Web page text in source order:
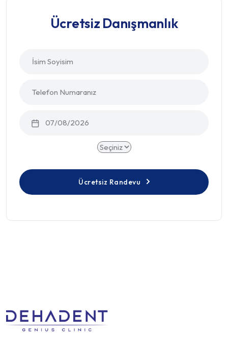
Ücretsiz Danışmanlık
Ücretsiz Randevu